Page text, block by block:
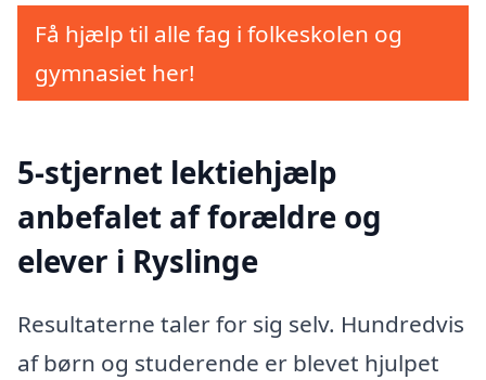
Få hjælp til alle fag i folkeskolen og
gymnasiet her!
5-stjernet lektiehjælp
anbefalet af forældre og
elever i Ryslinge
Resultaterne taler for sig selv. Hundredvis
af børn og studerende er blevet hjulpet